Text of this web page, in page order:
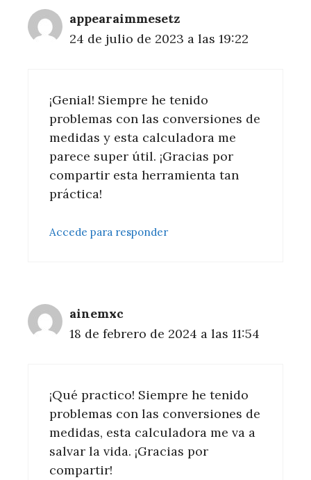
appearaimmesetz
24 de julio de 2023 a las 19:22
¡Genial! Siempre he tenido
problemas con las conversiones de
medidas y esta calculadora me
parece super útil. ¡Gracias por
compartir esta herramienta tan
práctica!
Accede para responder
ainemxc
18 de febrero de 2024 a las 11:54
¡Qué practico! Siempre he tenido
problemas con las conversiones de
medidas, esta calculadora me va a
salvar la vida. ¡Gracias por
compartir!